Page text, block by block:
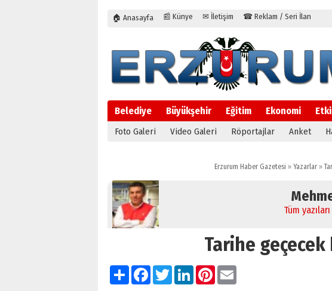
🏠 Anasayfa 📰 Künye ✉ İletişim ☎ Reklam / Seri İlan
Belediye Büyükşehir Eğitim Ekonomi
Foto Galeri Video Galeri Röportajlar Anket
Erzurum Haber Gazetesi » Yazarlar »
Tüm
Tarihe
PaylaşFacebook
TwitterLinkedInPinterest